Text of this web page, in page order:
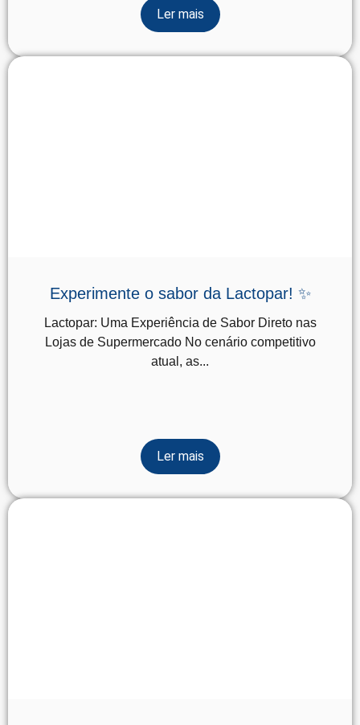
Ler mais
Experimente o sabor da Lactopar! ✨
Lactopar: Uma Experiência de Sabor Direto nas
Lojas de Supermercado No cenário competitivo
atual, as...
Ler mais